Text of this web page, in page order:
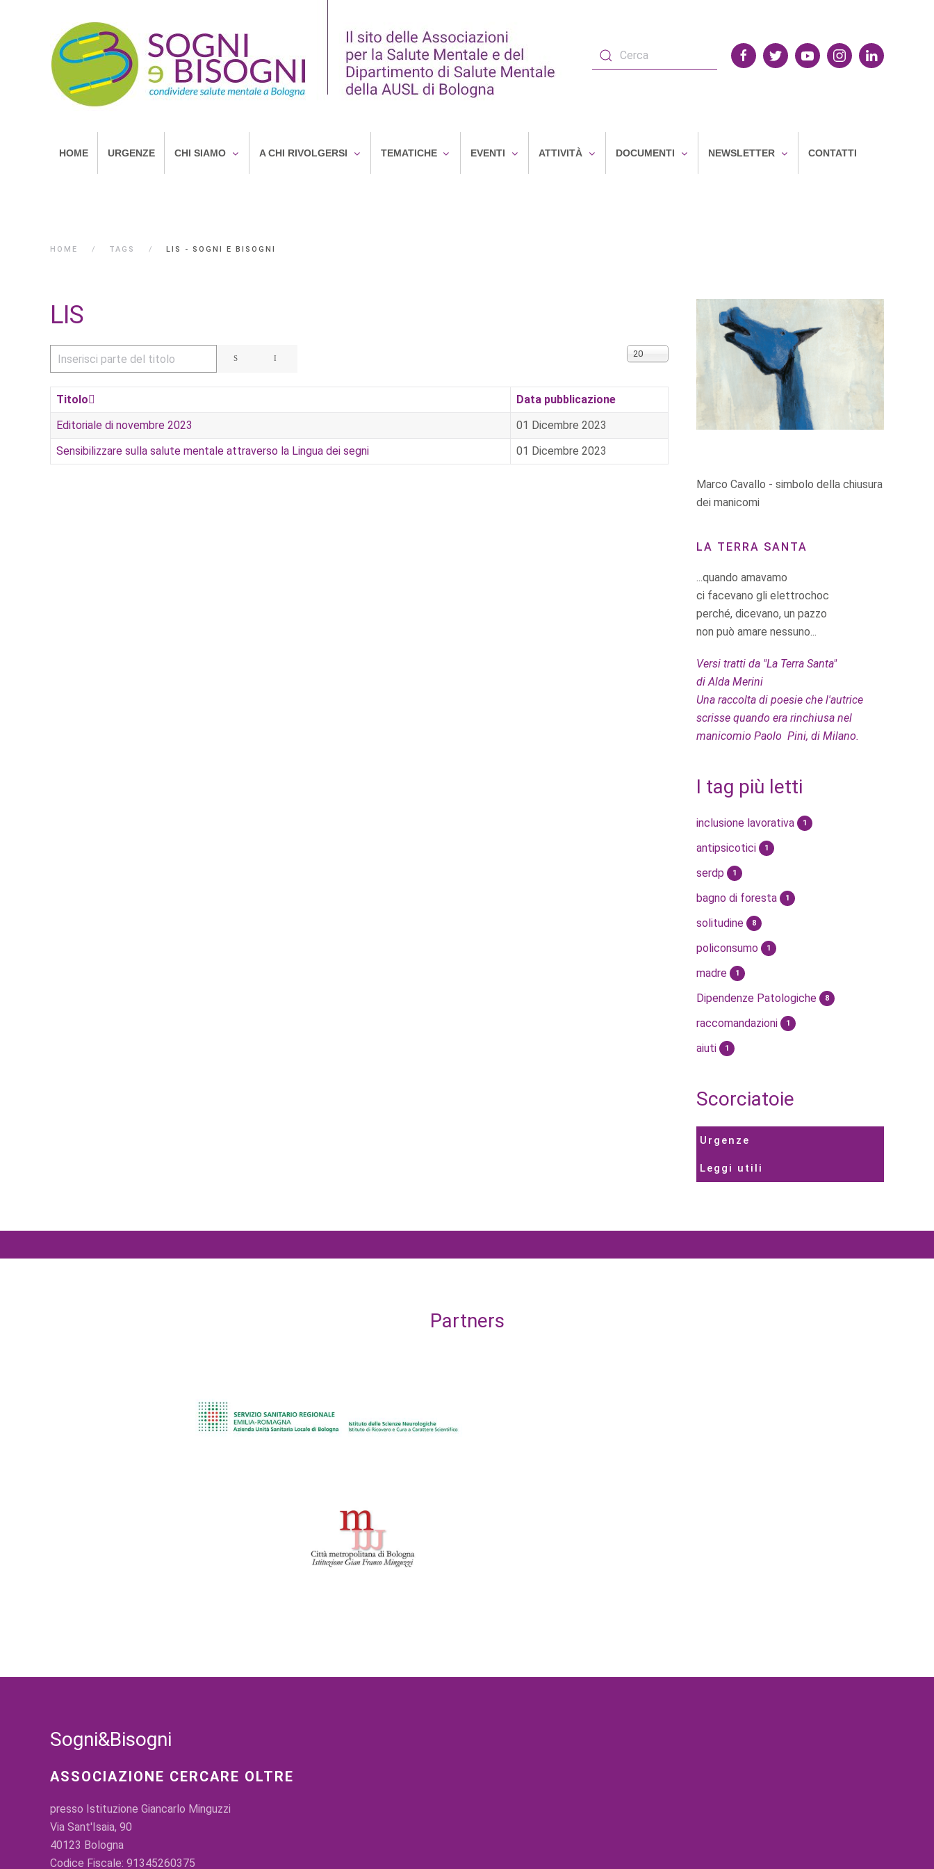
HOME URGENZE CHI SIAMO A CHI RIVOLGERSI TEMATICHE EVENTI ATTIVITÀ DOCUMENTI NEWSLETTER CONTATTI
HOME TAGS LIS - SOGNI E BISOGNI
LIS
Inserisci parte del titolo Visualizza n.
20
Titolo
Data pubblicazione
Editoriale di novembre 2023
01 Dicembre 2023
Sensibilizzare sulla salute mentale attraverso la Lingua dei segni
01 Dicembre 2023
Marco Cavallo - simbolo della chiusura
dei manicomi
LA TERRA SANTA
...quando amavamo
ci facevano gli elettrochoc
perché, dicevano, un pazzo
non può amare nessuno...
Versi tratti da "La Terra Santa"
di Alda Merini
Una raccolta di poesie che l'autrice
scrisse quando era rinchiusa nel
manicomio Paolo Pini, di Milano.
I tag più letti
inclusione lavorativa 1
antipsicotici 1
serdp 1
bagno di foresta 1
solitudine 8
policonsumo 1
madre 1
Dipendenze Patologiche 8
raccomandazioni 1
aiuti 1
Scorciatoie
Urgenze
Leggi utili
Partners
Sogni&Bisogni
ASSOCIAZIONE CERCARE OLTRE
presso Istituzione Giancarlo Minguzzi
Via Sant'Isaia, 90
40123 Bologna
Codice Fiscale: 91345260375